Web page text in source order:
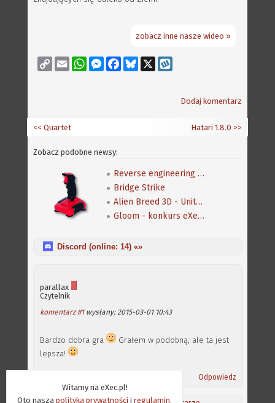
Witamy na eXec.pl!
Oto nasza polityka prywatności i regulamin,
zobacz inne nasze wideo »
Copy
Link
Email WhatsAppMessenger
FacebookBluesky
Dodaj komentarz
Hatari 1.8.0 >>
<< Quartet
Zobacz podobne newsy:
Reverse engineering klasycznej gry Speedball 2
Bridge Strike
Alien Breed 3D - Unity Re-Edited
Gloom - konkurs eXeca na nową mapę
Discord (online: 14) «»
parallax
Czytelnik
komentarz #1wysłany: 2015-03-01 10:43
Bardzo dobra gra
Grałem w podobną, ale ta jest
lepsza!
Odpowiedz